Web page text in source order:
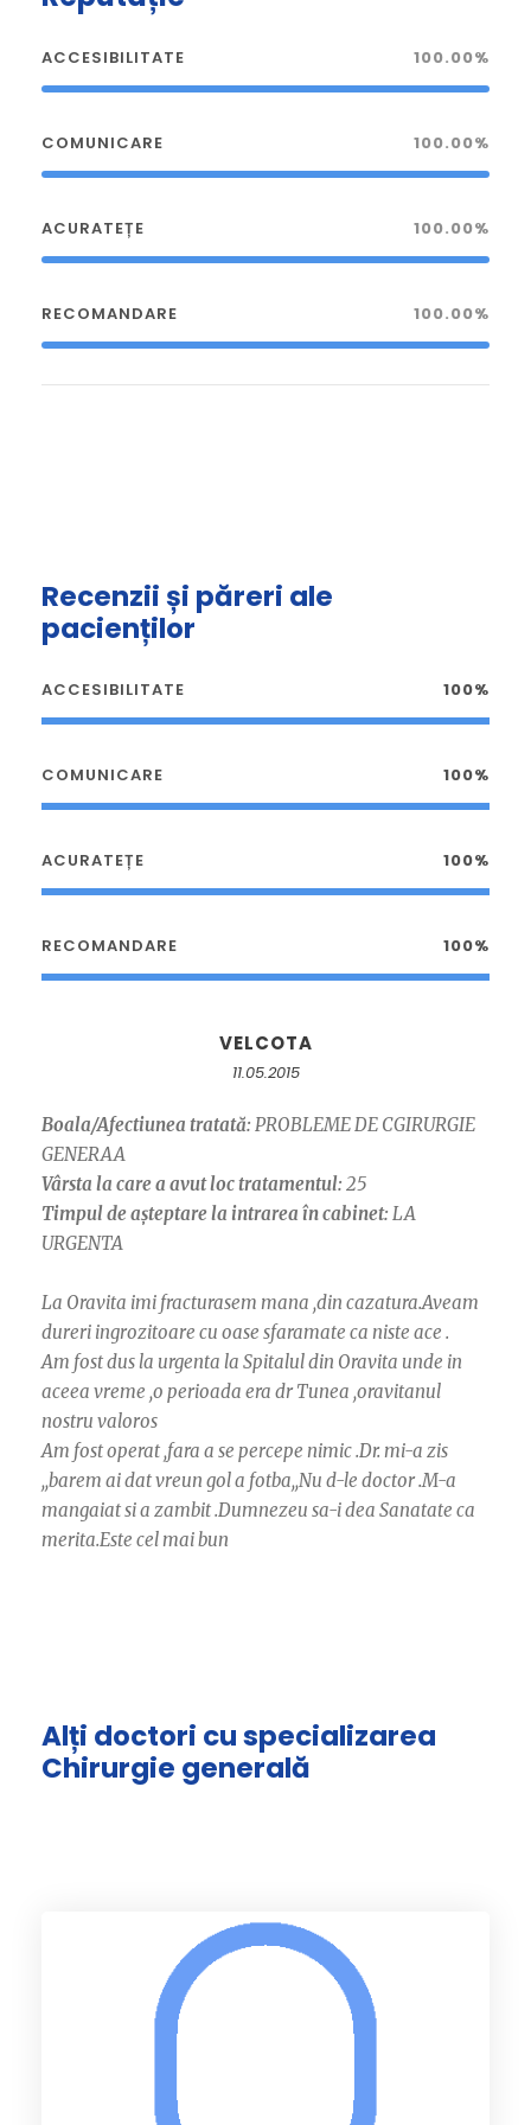
ACCESIBILITATE 100.00%
COMUNICARE 100.00%
ACURATEȚE 100.00%
RECOMANDARE 100.00%
Recenzii și păreri ale
pacienților
ACCESIBILITATE 100%
COMUNICARE 100%
ACURATEȚE 100%
RECOMANDARE 100%
VELCOTA
11.05.2015
Boala/Afectiunea tratată: PROBLEME DE CGIRURGIE
GENERAA
Vârsta la care a avut loc tratamentul: 25
Timpul de așteptare la intrarea în cabinet: LA
URGENTA
La Oravita imi fracturasem mana ,din cazatura.Aveam
dureri ingrozitoare cu oase sfaramate ca niste ace .
Am fost dus la urgenta la Spitalul din Oravita unde in
aceea vreme ,o perioada era dr Tunea ,oravitanul
nostru valoros
Am fost operat ,fara a se percepe nimic .Dr. mi-a zis
,,barem ai dat vreun gol a fotba,,Nu d-le doctor .M-a
mangaiat si a zambit .Dumnezeu sa-i dea Sanatate ca
merita.Este cel mai bun
Alți doctori cu specializarea
Chirurgie generală